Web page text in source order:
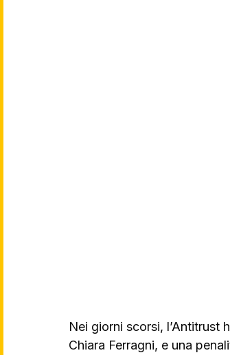
Nei giorni scorsi, l’Antitrust
Chiara Ferragni, e una